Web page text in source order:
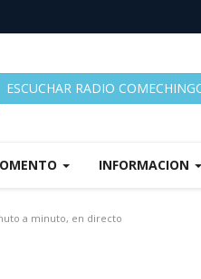
ESCUCHAR RADIO
INFORMACION
a minuto, en directo